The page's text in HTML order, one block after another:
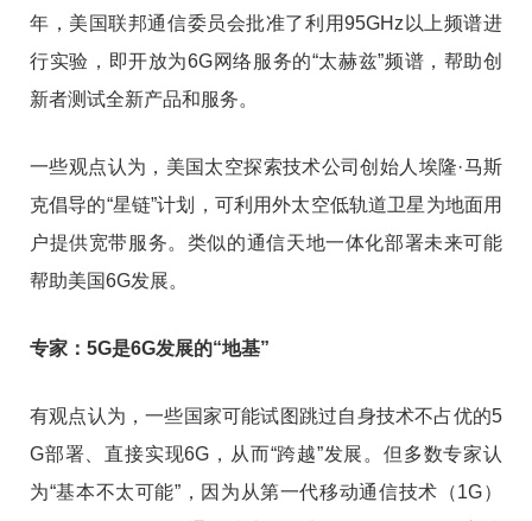
年，美国联邦通信委员会批准了利用95GHz以上频谱进
行实验，即开放为6G网络服务的“太赫兹”频谱，帮助创
新者测试全新产品和服务。
一些观点认为，美国太空探索技术公司创始人埃隆·马斯
克倡导的“星链”计划，可利用外太空低轨道卫星为地面用
户提供宽带服务。类似的通信天地一体化部署未来可能
帮助美国6G发展。
专家：5G是6G发展的“地基”
有观点认为，一些国家可能试图跳过自身技术不占优的5
G部署、直接实现6G，从而“跨越”发展。但多数专家认
为“基本不太可能”，因为从第一代移动通信技术（1G）